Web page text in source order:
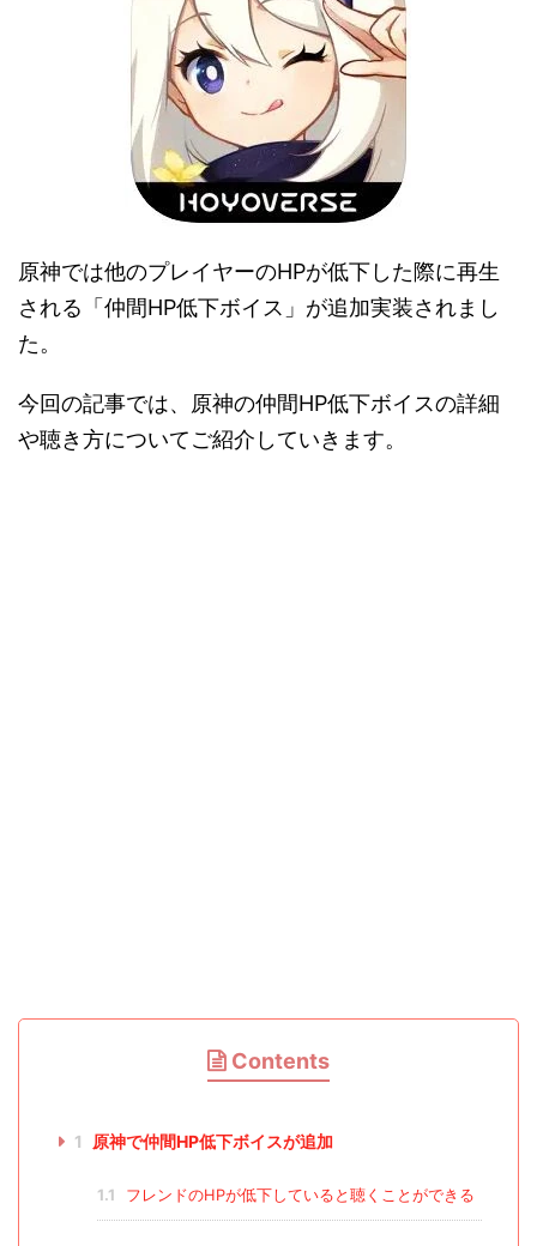
原神では他のプレイヤーのHPが低下した際に再生
される「仲間HP低下ボイス」が追加実装されまし
た。
今回の記事では、原神の仲間HP低下ボイスの詳細
や聴き方についてご紹介していきます。
Contents
1 原神で仲間HP低下ボイスが追加
1.1 フレンドのHPが低下していると聴くことができる